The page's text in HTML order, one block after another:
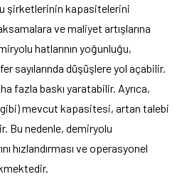
şirketlerinin kapasitelerini
ve maliyet artışlarına
hatlarının yoğunluğu,
sayılarında düşüşlere yol açabilir.
fazla baskı yaratabilir. Ayrıca,
gibi) mevcut kapasitesi, artan talebi
Bu nedenle, demiryolu
hızlandırması ve operasyonel